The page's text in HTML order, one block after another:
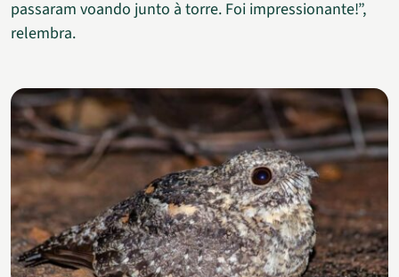
passaram voando junto à torre. Foi impressionante!”,
relembra.